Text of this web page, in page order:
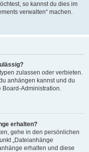
so kannst du dies im
verwalten“ machen.
zulassen oder verbieten.
anhängen kannst und du
Board-Administration.
erhalten?
gehe in den persönlichen
„Dateianhänge
erhalten und diese